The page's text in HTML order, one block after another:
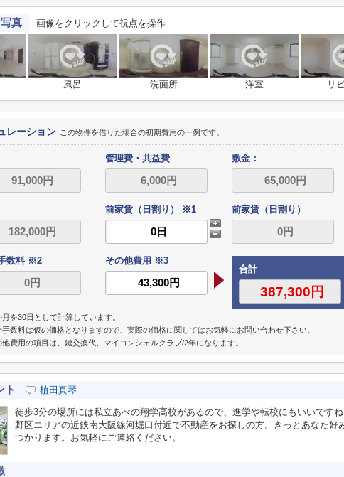
真 画像をクリックして視点を操作
風呂 洗面所 洋室 リ
レーション この物件を借りた場合の初期費用の一例です。
管理費・共益費 敷金：
前家賃（日割り） ※1 前家賃（日割り）
数料 ※2
その他費用 ※3
合計
を30日として計算しています。
数料は仮の価格となりますので、実際の価格に関してはお気軽にお問い合わせ下さい。
費用の項目は、鍵交換代、マイコンシェルクラブ/2年になります。
ト 植田真琴
徒歩3分の場所には私立あべの翔学高校があるので、進学や転校にもいいです
野区エリアの近鉄南大阪線河堀口付近で不動産をお探しの方。きっとあなた好
つかります。お気軽にご連絡ください。